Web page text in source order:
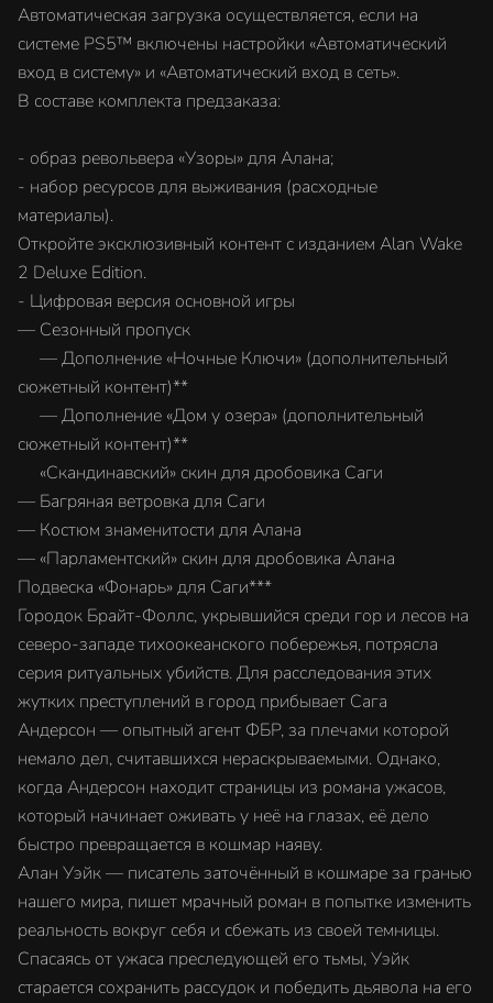
Автоматическая загрузка осуществляется, если на
системе PS5™ включены настройки «Автоматический
вход в систему» и «Автоматический вход в сеть».
В составе комплекта предзаказа:
- образ револьвера «Узоры» для Алана;
- набор ресурсов для выживания (расходные
материалы).
Откройте эксклюзивный контент с изданием Alan Wake
2 Deluxe Edition.
- Цифровая версия основной игры
— Сезонный пропуск
— Дополнение «Ночные Ключи» (дополнительный
сюжетный контент)**
— Дополнение «Дом у озера» (дополнительный
сюжетный контент)**
«Скандинавский» скин для дробовика Саги
— Багряная ветровка для Саги
— Костюм знаменитости для Алана
— «Парламентский» скин для дробовика Алана
Подвеска «Фонарь» для Саги***
Городок Брайт-Фоллс, укрывшийся среди гор и лесов на
северо-западе тихоокеанского побережья, потрясла
серия ритуальных убийств. Для расследования этих
жутких преступлений в город прибывает Сага
Андерсон — опытный агент ФБР, за плечами которой
немало дел, считавшихся нераскрываемыми. Однако,
когда Андерсон находит страницы из романа ужасов,
который начинает оживать у неё на глазах, её дело
быстро превращается в кошмар наяву.
Алан Уэйк — писатель заточённый в кошмаре за гранью
нашего мира, пишет мрачный роман в попытке изменить
реальность вокруг себя и сбежать из своей темницы.
Спасаясь от ужаса преследующей его тьмы, Уэйк
старается сохранить рассудок и победить дьявола на его